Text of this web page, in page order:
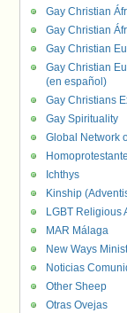
Gay Christian
Gay Christian
Gay Christian
Gay Christian
(en español)
Gay Christians
Gay Spirituality
Global Network
Ichthys
Kinship
LGBT Religious
MAR Málaga
New Ways
Noticias
Other Sheep
Otras Ovejas